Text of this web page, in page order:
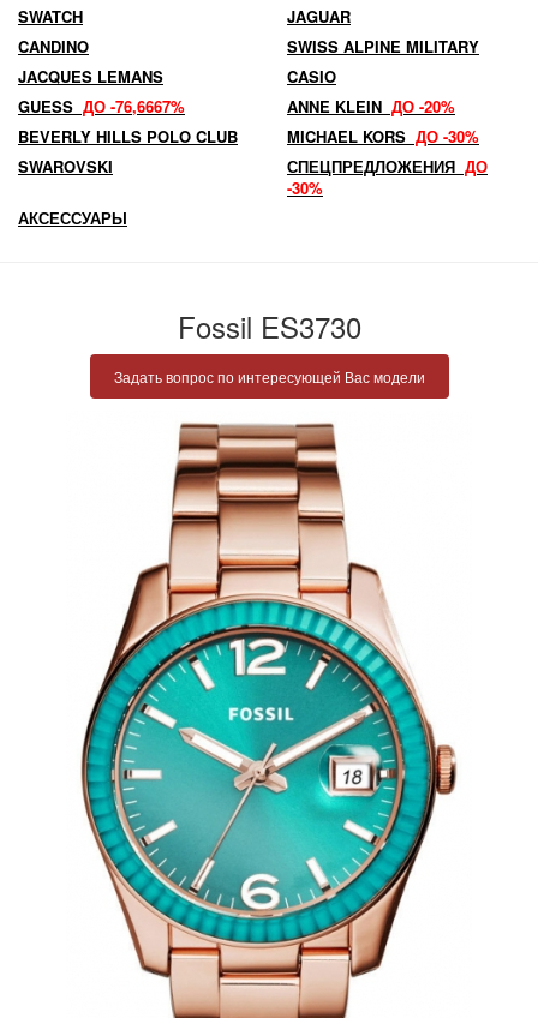
SWATCH
JAGUAR
CANDINO
SWISS ALPINE MILITARY
JACQUES LEMANS
CASIO
GUESS ДО -76,6667% ANNE KLEIN ДО -20%
BEVERLY HILLS POLO CLUB
MICHAEL KORS ДО -30%
SWAROVSKI
СПЕЦПРЕДЛОЖЕНИЯ ДО
-30%
АКСЕССУАРЫ
Fossil ES3730
Задать вопрос по интересующей Вас модели